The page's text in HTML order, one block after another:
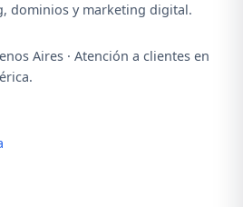
dominios y marketing digital.
Aires · Atención a clientes en